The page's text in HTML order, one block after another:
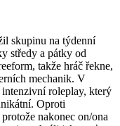
skupinu na týdenní
středy a pátky od
takže hráč řekne,
mechanik. V
roleplay, který
Oproti
nakonec on/ona